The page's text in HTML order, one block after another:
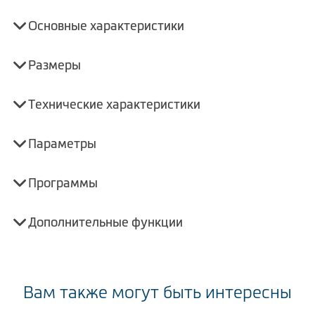
Основные характеристики
Размеры
Технические характеристики
Параметры
Программы
Дополнительные функции
Вам также могут быть интересны